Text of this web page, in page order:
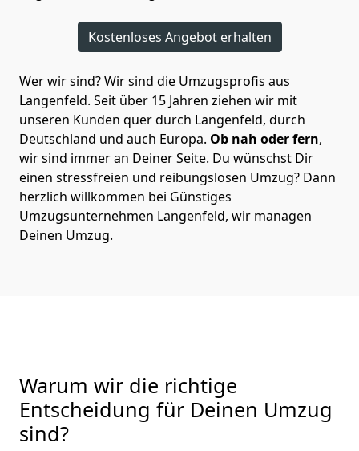
Kostenloses Angebot erhalten
Wer wir sind? Wir sind die Umzugsprofis aus
Langenfeld. Seit über 15 Jahren ziehen wir mit
unseren Kunden quer durch Langenfeld, durch
Deutschland und auch Europa. Ob nah oder fern,
wir sind immer an Deiner Seite. Du wünschst Dir
einen stressfreien und reibungslosen Umzug? Dann
herzlich willkommen bei Günstiges
Umzugsunternehmen Langenfeld, wir managen
Deinen Umzug.
Warum wir die richtige
Entscheidung für Deinen Umzug
sind?